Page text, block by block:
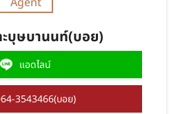
บุษบานนท์(บอย)
แอดไลน์
3543466(บอย)